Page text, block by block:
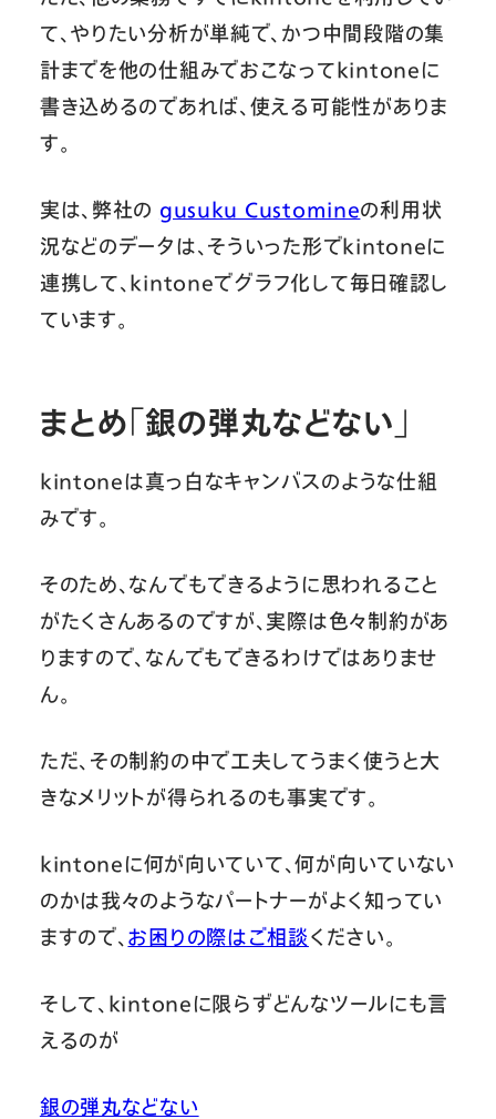
て、やりたい分析が単純で、かつ中間段階の集
計までを他の仕組みでおこなってkintoneに
書き込めるのであれば、使える可能性がありま
す。
実は、弊社の gusuku Customineの利用状
況などのデータは、そういった形でkintoneに
連携して、kintoneでグラフ化して毎日確認し
ています。
まとめ「銀の弾丸などない」
kintoneは真っ白なキャンバスのような仕組
みです。
そのため、なんでもできるように思われること
がたくさんあるのですが、実際は色々制約があ
りますので、なんでもできるわけではありませ
ん。
ただ、その制約の中で工夫してうまく使うと大
きなメリットが得られるのも事実です。
kintoneに何が向いていて、何が向いていない
のかは我々のようなパートナーがよく知ってい
ますので、 お困りの際はご相談ください。
そして、kintoneに限らずどんなツールにも言
えるのが
銀の弾丸などない